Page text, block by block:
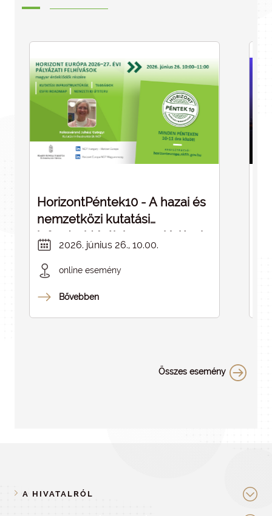
HorizontPéntek10 - A hazai és
nemzetközi kutatási
infrastruktúrák kapcsolódásai -
ELMARAD
2026. június 26., 10.00.
online esemény
Bővebben
Összes esemény
A HIVATALRÓL